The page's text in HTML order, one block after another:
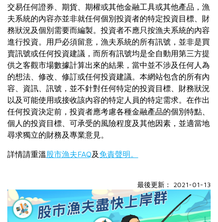
交易任何證券、期貨、期權或其他金融工具或其他產品，漁
夫系統的內容亦並非就任何個別投資者的特定投資目標、財
務狀況及個別需要而編製。投資者不應只按漁夫系統的內容
進行投資。用戶必須留意，漁夫系統的所有訊號，並非是買
賣訊號或任何投資建議，而所有訊號均是全自動用第三方提
供之客觀市場數據計算出來的結果，當中並不涉及任何人為
的想法、修改、修訂或任何投資建議。本網站包含的所有內
容、資訊、訊號，並不針對任何特定的投資目標、財務狀況
以及可能使用或接收該內容的特定人員的特定需求。在作出
任何投資決定前，投資者應考慮各種金融產品的個別特點、
個人的投資目標、可承受的風險程度及其他因素，並適當地
尋求獨立的財務及專業意見。
詳情請重溫 股市漁夫FAQ及 免責聲明。
最後更新： 2021-01-13